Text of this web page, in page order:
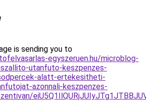
is sending you to
egyszeruen.hu/microblog-
utanfuto-keszpenzes-
alatt-ertekesitheti-
azonnali-keszpenzes-